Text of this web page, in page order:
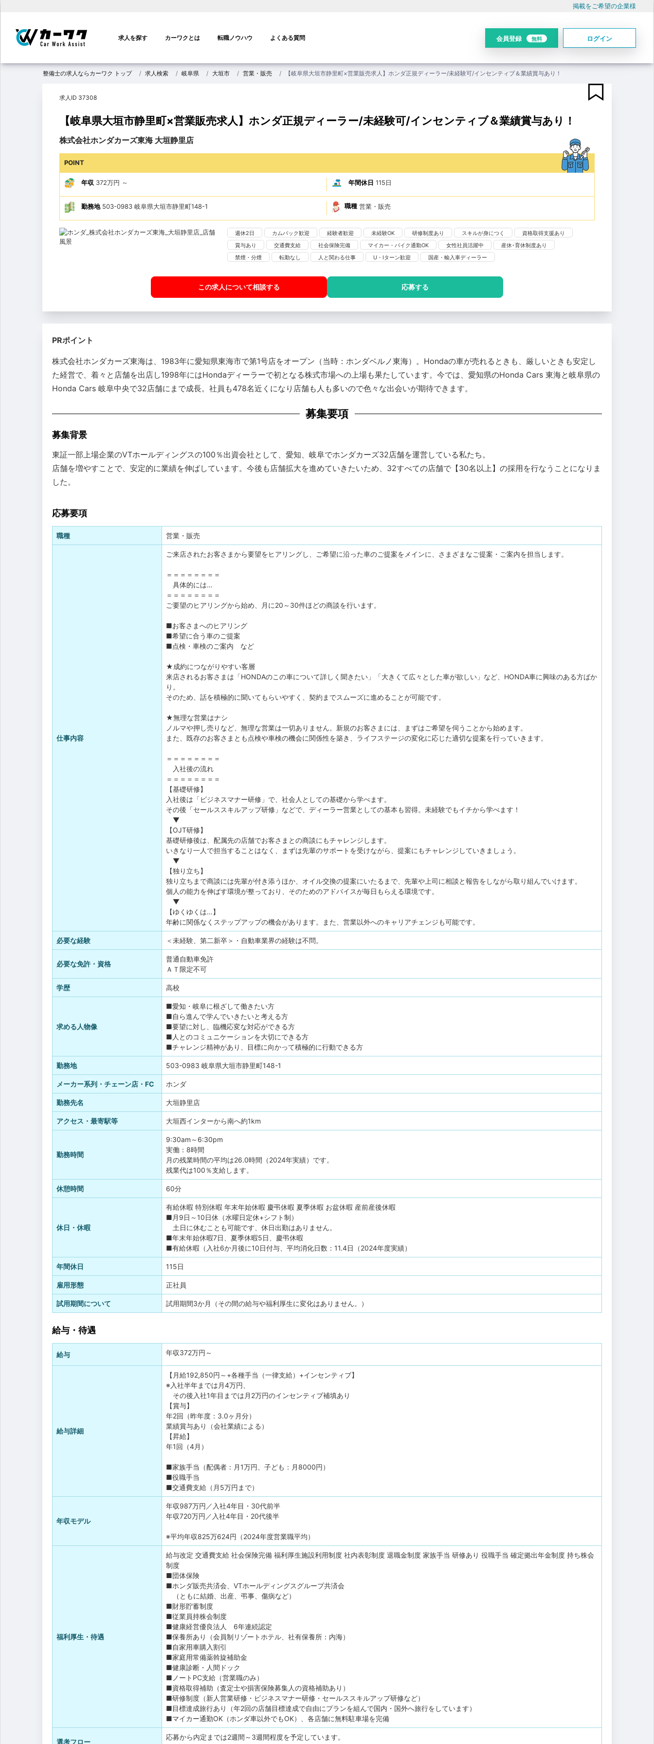
掲載をご希望の企業様
ン
ビ
ゲ
ン
求人を探す カーワクとは 転職ノウハウ よくある質問 会員登録 無料 ログイン
整備士の求人ならカーワク トップ 求人検索 岐阜県 大垣市 営業・販売 【岐阜県大垣市静里町×営業販売求人】ホンダ正規ディーラー/未経験可/インセンティブ＆業績賞与あり！
求人ID 37308
【岐阜県大垣市静里町×営業販売求人】ホンダ正規ディーラー/未経験可/インセンティブ＆業績賞与あり！
株式会社ホンダカーズ東海 大垣静里店
POINT
年収 372万円 ～ 年間休日 115日
勤務地503-0983 岐阜県大垣市静里町148-1 職種 営業・販売
週休2日 カムバック歓迎 経験者歓迎 未経験OK 研修制度あり スキルが身につく
資格取得支援あり
賞与あり
交通費支給 社会保険完備 マイカー・バイク通勤OK 女性社員活躍中
産休･育休制度あり
禁煙・分煙
転勤なし 人と関わる仕事 U・Iターン歓迎 国産・輸入車ディーラー
この求人について相談する 応募する
PRポイント
株式会社ホンダカーズ東海は、1983年に愛知県東海市で第1号店をオープン（当時：ホンダベルノ東海）。Hondaの車が売れるときも、厳しいときも安定し
た経営で、着々と店舗を出店し1998年にはHondaディーラーで初となる株式市場への上場も果たしています。今では、愛知県のHonda Cars 東海と岐阜県の
Honda Cars 岐阜中央で32店舗にまで成長。社員も478名近くになり店舗も人も多いので色々な出会いが期待できます。
募集要項
募集背景
東証一部上場企業のVTホールディングスの100％出資会社として、愛知、岐阜でホンダカーズ32店舗を運営している私たち。
店舗を増やすことで、安定的に業績を伸ばしています。今後も店舗拡大を進めていきたいため、32すべての店舗で【30名以上】の採用を行なうことになりま
した。
応募要項
職種 営業・販売
仕事内容
ご来店されたお客さまから要望をヒアリングし、ご希望に沿った車のご提案をメインに、さまざまなご提案・ご案内を担当します。
＝＝＝＝＝＝＝＝
具体的には…
＝＝＝＝＝＝＝＝
ご要望のヒアリングから始め、月に20～30件ほどの商談を行います。
■お客さまへのヒアリング
■希望に合う車のご提案
■点検・車検のご案内 など
★成約につながりやすい客層
来店されるお客さまは「HONDAのこの車について詳しく聞きたい」「大きくて広々とした車が欲しい」など、HONDA車に興味のある方ばか
り。
そのため、話を積極的に聞いてもらいやすく、契約までスムーズに進めることが可能です。
★無理な営業はナシ
ノルマや押し売りなど、無理な営業は一切ありません。新規のお客さまには、まずはご希望を伺うことから始めます。
また、既存のお客さまとも点検や車検の機会に関係性を築き、ライフステージの変化に応じた適切な提案を行っていきます。
＝＝＝＝＝＝＝＝
入社後の流れ
＝＝＝＝＝＝＝＝
【基礎研修】
入社後は「ビジネスマナー研修」で、社会人としての基礎から学べます。
その後「セールススキルアップ研修」などで、ディーラー営業としての基本も習得。未経験でもイチから学べます！
▼
【OJT研修】
基礎研修後は、配属先の店舗でお客さまとの商談にもチャレンジします。
いきなり一人で担当することはなく、まずは先輩のサポートを受けながら、提案にもチャレンジしていきましょう。
▼
【独り立ち】
独り立ちまで商談には先輩が付き添うほか、オイル交換の提案にいたるまで、先輩や上司に相談と報告をしながら取り組んでいけます。
個人の能力を伸ばす環境が整っており、そのためのアドバイスが毎日もらえる環境です。
▼
【ゆくゆくは…】
年齢に関係なくステップアップの機会があります。また、営業以外へのキャリアチェンジも可能です。
必要な経験 ＜未経験、第二新卒＞・自動車業界の経験は不問。
必要な免許・資格
普通自動車免許
ＡＴ限定不可
学歴 高校
求める人物像
■愛知・岐阜に根ざして働きたい方
■自ら進んで学んでいきたいと考える方
■要望に対し、臨機応変な対応ができる方
■人とのコミュニケーションを大切にできる方
■チャレンジ精神があり、目標に向かって積極的に行動できる方
勤務地 503-0983 岐阜県大垣市静里町148-1
メーカー系列・チェーン店・FC ホンダ
勤務先名 大垣静里店
アクセス・最寄駅等 大垣西インターから南へ約1km
勤務時間
9:30am～6:30pm
実働：8時間
月の残業時間の平均は26.0時間（2024年実績）です。
残業代は100％支給します。
休憩時間 60分
休日・休暇
有給休暇 特別休暇 年末年始休暇 慶弔休暇 夏季休暇 お盆休暇 産前産後休暇
■月9日～10日休（水曜日定休+シフト制）
土日に休むことも可能です、休日出勤はありません。
■年末年始休暇7日、夏季休暇5日、慶弔休暇
■有給休暇（入社6か月後に10日付与、平均消化日数：11.4日（2024年度実績）
年間休日 115日
雇用形態 正社員
試用期間について 試用期間3か月（その間の給与や福利厚生に変化はありません。）
給与・待遇
給与 年収372万円 ～
給与詳細
【月給192,850円～+各種手当（一律支給）+インセンティブ】
※入社半年までは月4万円、
その後入社1年目までは月2万円のインセンティブ補填あり
【賞与】
年2回（昨年度：3.0ヶ月分）
業績賞与あり（会社業績による）
【昇給】
年1回（4月）
■家族手当（配偶者：月1万円、子ども：月8000円）
■役職手当
■交通費支給（月5万円まで）
年収モデル
年収987万円／入社4年目・30代前半
年収720万円／入社4年目・20代後半
※平均年収825万624円（2024年度営業職平均）
福利厚生・待遇
給与改定 交通費支給 社会保険完備 福利厚生施設利用制度 社内表彰制度 退職金制度 家族手当 研修あり 役職手当 確定拠出年金制度 持ち株会
制度
■団体保険
■ホンダ販売共済会、VTホールディングスグループ共済会
（ともに結婚、出産、弔事、傷病など）
■財形貯蓄制度
■従業員持株会制度
■健康経営優良法人 6年連続認定
■保養所あり（会員制リゾートホテル、社有保養所：内海）
■自家用車購入割引
■家庭用常備薬斡旋補助金
■健康診断・人間ドック
■ノートPC支給（営業職のみ）
■資格取得補助（査定士や損害保険募集人の資格補助あり）
■研修制度（新人営業研修・ビジネスマナー研修・セールススキルアップ研修など）
■目標達成旅行あり（年2回の店舗目標達成で自由にプランを組んで国内・国外へ旅行をしています）
■マイカー通勤OK（ホンダ車以外でもOK）、各店舗に無料駐車場を完備
選考フロー
応募から内定までは2週間～3週間程度を予定しています。